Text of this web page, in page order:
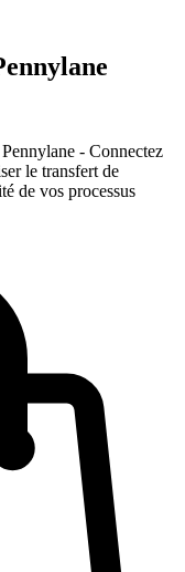
- Connectez
le transfert de
de vos processus